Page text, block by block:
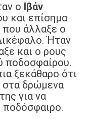
ο Ιβάν
και επίσημα
άλλαξε ο
Ήταν
και ο ρους
ποδοσφαίρου.
ξεκάθαρο ότι
στα δρώμενα
για να
ποδόσφαιρο.